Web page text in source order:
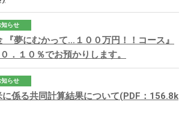
知らせ
『夢にむかって…１００万円！！コース』
．１０％でお預かりします。
知らせ
係る共同計算結果について(PDF：156.8k